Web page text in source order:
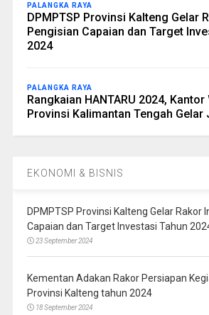
PALANGKA RAYA
DPMPTSP Provinsi Kalteng Gelar
Pengisian Capaian dan Target
2024
PALANGKA RAYA
Rangkaian HANTARU 2024, Kantor
Provinsi Kalimantan Tengah Gelar
EKONOMI & BISNIS
DPMPTSP Provinsi Kalteng Gelar Rakor
Capaian dan Target Investasi Tahun
23 September 2024
Kementan Adakan Rakor Persiapan
Provinsi Kalteng tahun 2024
18 September 2024